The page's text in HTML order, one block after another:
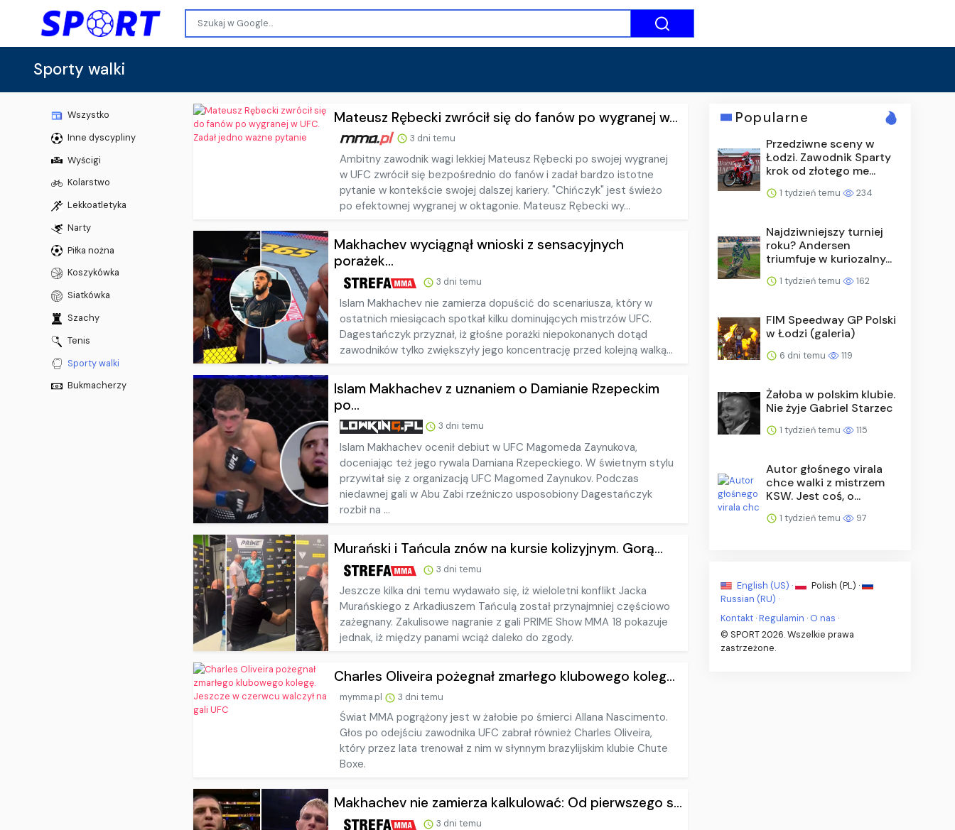
Sporty walki
Wszystko
Inne dyscypliny
Wyścigi
Kolarstwo
Lekkoatletyka
Narty
Piłka nożna
Koszykówka
Siatkówka
Szachy
Tenis
Sporty walki
Bukmacherzy
Mateusz Rębecki zwrócił się do fanów po wygranej w...
3 dni temu
Ambitny zawodnik wagi lekkiej Mateusz Rębecki po swojej wygranej
w UFC zwrócił się bezpośrednio do fanów i zadał bardzo istotne
pytanie w kontekście swojej dalszej kariery. "Chińczyk" jest świeżo
po efektownej wygranej w oktagonie. Mateusz Rębecki wy...
Makhachev wyciągnął wnioski z sensacyjnych
porażek...
3 dni temu
Islam Makhachev nie zamierza dopuścić do scenariusza, który w
ostatnich miesiącach spotkał kilku dominujących mistrzów UFC.
Dagestańczyk przyznał, iż głośne porażki niepokonanych dotąd
zawodników tylko zwiększyły jego koncentrację przed kolejną walką...
Islam Makhachev z uznaniem o Damianie Rzepeckim
po...
3 dni temu
Islam Makhachev ocenił debiut w UFC Magomeda Zaynukova,
doceniając też jego rywala Damiana Rzepeckiego. W świetnym stylu
przywitał się z organizacją UFC Magomed Zaynukov. Podczas
niedawnej gali w Abu Zabi rzeźniczo usposobiony Dagestańczyk
rozbił na ...
Murański i Tańcula znów na kursie kolizyjnym. Gorą...
3 dni temu
Jeszcze kilka dni temu wydawało się, iż wieloletni konflikt Jacka
Murańskiego z Arkadiuszem Tańculą został przynajmniej częściowo
zażegnany. Zakulisowe nagranie z gali PRIME Show MMA 18 pokazuje
jednak, iż między panami wciąż daleko do zgody.
Charles Oliveira pożegnał zmarłego klubowego koleg...
mymma.pl 3 dni temu
Świat MMA pogrążony jest w żałobie po śmierci Allana Nascimento.
Głos po odejściu zawodnika UFC zabrał również Charles Oliveira,
który przez lata trenował z nim w słynnym brazylijskim klubie Chute
Boxe.
Makhachev nie zamierza kalkulować: Od pierwszego s...
3 dni temu
Popularne
Przedziwne sceny w
Łodzi. Zawodnik Sparty
krok od złotego me...
1 tydzień temu 234
Najdziwniejszy turniej
roku? Andersen
triumfuje w kuriozalny...
1 tydzień temu 162
FIM Speedway GP Polski
w Łodzi (galeria)
6 dni temu 119
Żałoba w polskim klubie.
Nie żyje Gabriel Starzec
1 tydzień temu 115
Autor głośnego virala
chce walki z mistrzem
KSW. Jest coś, o...
1 tydzień temu 97
English (US) ·
Polish (PL) ·
Russian (RU) ·
Kontakt ·Regulamin · O nas ·
© SPORT 2026. Wszelkie prawa
zastrzeżone.